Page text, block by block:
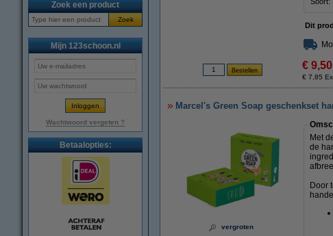
Zoek een product
Zoek
Mijn 123schoon.nl
Wachtwoord vergeten ?
Betaalopties:
Dit
€ 9,50
€ 7,85
Marcel's Green Soap geschenkset
vergroten
Met
de
Door